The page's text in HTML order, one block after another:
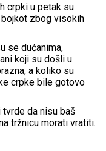
crpki u petak su
zbog visokih
se dućanima,
koji su došli u
a koliko su
crpke bile gotovo
da nisu baš
tržnicu morati vratiti.